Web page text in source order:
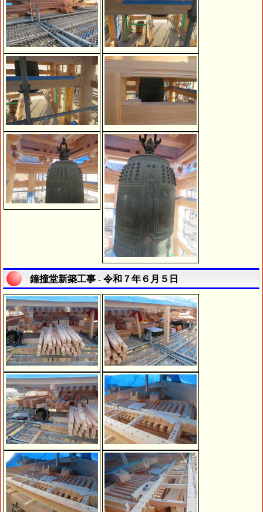
鐘撞堂新築工事 - 令和７年６月５日